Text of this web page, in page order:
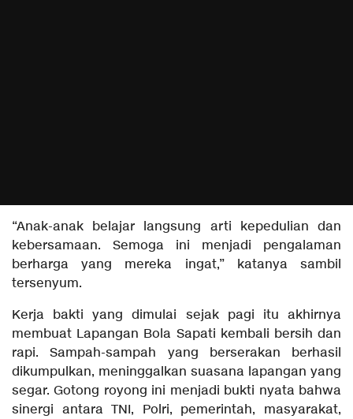
“Anak-anak belajar langsung arti kepedulian dan
kebersamaan. Semoga ini menjadi pengalaman
berharga yang mereka ingat,” katanya sambil
tersenyum.
Kerja bakti yang dimulai sejak pagi itu akhirnya
membuat Lapangan Bola Sapati kembali bersih dan
rapi. Sampah-sampah yang berserakan berhasil
dikumpulkan, meninggalkan suasana lapangan yang
segar. Gotong royong ini menjadi bukti nyata bahwa
sinergi antara TNI, Polri, pemerintah, masyarakat,